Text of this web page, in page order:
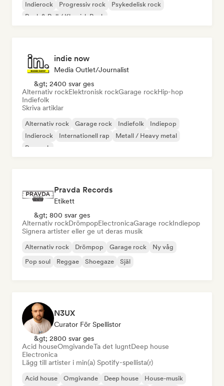
Indierock
Progressiv rock
Psykedelisk rock
Rock & Roll / Klassisk Rock
indie now
Media Outlet/Journalist
&gt; 2400 svar ges
Alternativ rockElektronisk rockGarage rockHip-hop
Indiefolk
Skriva artiklar
Alternativ rock Garage rock Indiefolk
Indiepop
Indierock
Internationell rap
Metall / Heavy metal
Poprock
Pravda Records
Etikett
&gt; 800 svar ges
Alternativ rockDrömpopElectronicaGarage rockIndiepop
Signera artister eller ge ut deras musik
Alternativ rock Drömpop Garage rock
Ny våg
Pop soul
Reggae Shoegaze Själ
N3UX
Curator För Spellistor
&gt; 2800 svar ges
Acid houseOmgivandeTa det lugntDeep house
Electronica
Lägg till artister i min(a) Spotify-spellista(r)
Acid house Omgivande Deep house
House-musik